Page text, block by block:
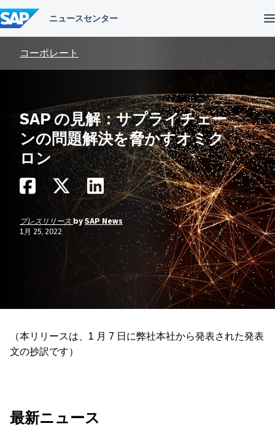
ン
テ
ン
コーポレート
SAP の見解：サプライチェー
ンの問題解決を脅かすオミク
ロン
プレスリリースbySAP News
1月 25, 2022
（本リリースは、1 月 7 日に弊社本社から発表された発表
文の抄訳です）
最新ニュース